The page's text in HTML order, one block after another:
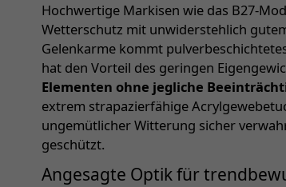
Hochwertige Markisen wie das B27-
Wetterschutz mit unwiderstehlich
Gelenkarme kommt
hat den Vorteil des geringen
Elementen ohne jegliche
extrem strapazierfähige
ungemütlicher Witterung sicher
geschützt.
Angesagte Optik für